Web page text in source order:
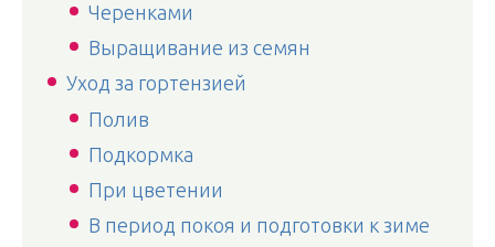
Черенками
Выращивание из семян
Уход за гортензией
Полив
Подкормка
При цветении
В период покоя и подготовки к зиме